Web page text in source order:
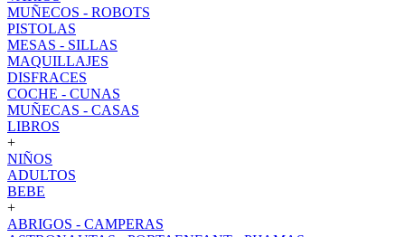
MUÑECOS - ROBOTS
PISTOLAS
MESAS - SILLAS
MAQUILLAJES
DISFRACES
COCHE - CUNAS
MUÑECAS - CASAS
LIBROS
+
NIÑOS
ADULTOS
BEBE
+
ABRIGOS - CAMPERAS